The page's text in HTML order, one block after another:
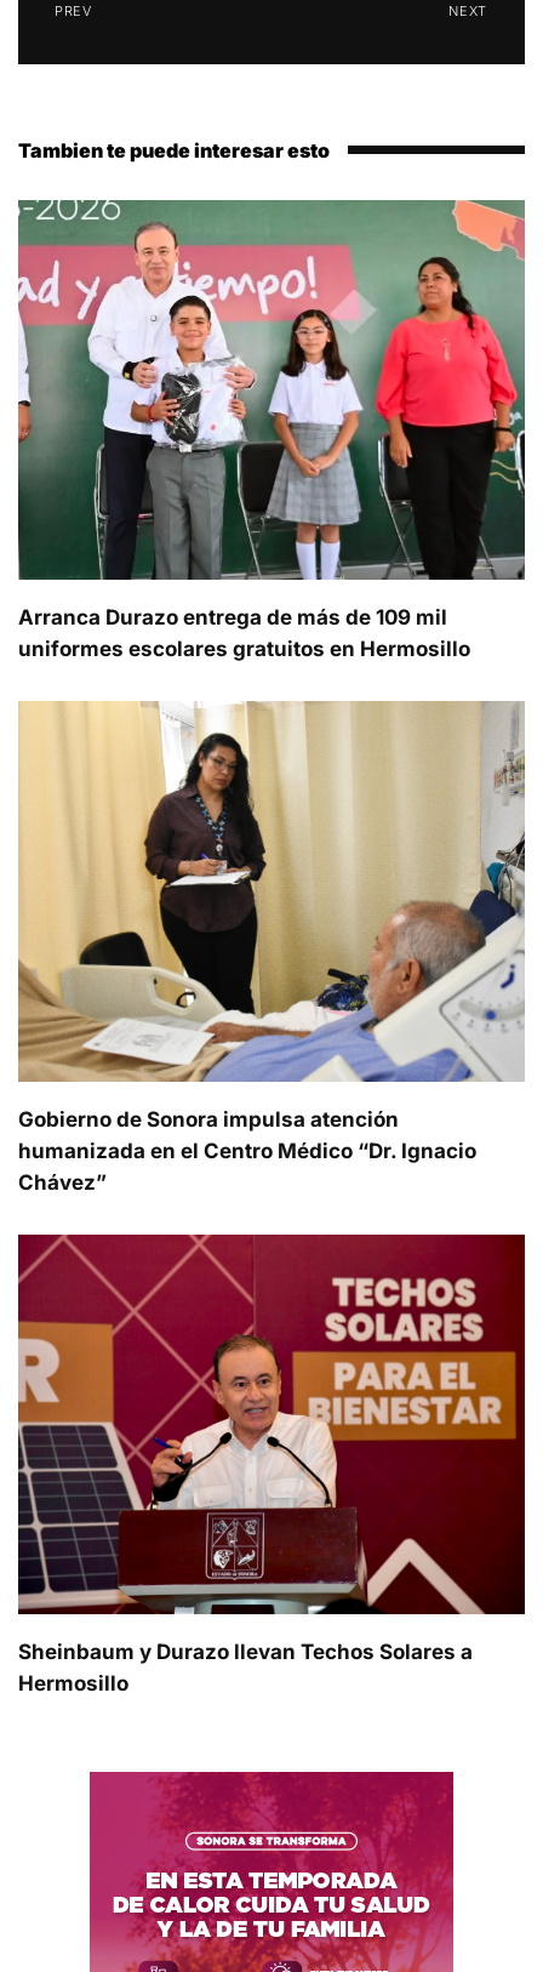
PREV NEXT
Tambien te puede interesar esto
Arranca Durazo entrega de más de 109 mil
uniformes escolares gratuitos en Hermosillo
Gobierno de Sonora impulsa atención
humanizada en el Centro Médico “Dr. Ignacio
Chávez”
Sheinbaum y Durazo llevan Techos Solares a
Hermosillo